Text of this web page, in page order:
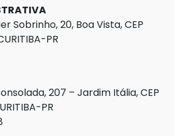
Sobrinho, 20, Boa Vista, CEP
PR
207 – Jardim Itália, CEP
PR